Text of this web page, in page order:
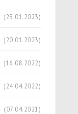
(23.01.2023)
(20.01.2023)
(16.08.2022)
(24.04.2022)
(07.04.2021)